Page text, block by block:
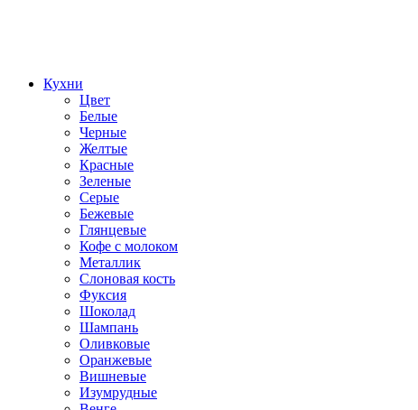
Кухни
Цвет
Белые
Черные
Желтые
Красные
Зеленые
Серые
Бежевые
Глянцевые
Кофе с молоком
Металлик
Слоновая кость
Фуксия
Шоколад
Шампань
Оливковые
Оранжевые
Вишневые
Изумрудные